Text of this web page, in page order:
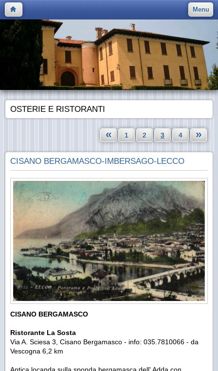
Menu
OSTERIE E RISTORANTI
« 1 2 3 4 »
CISANO BERGAMASCO-IMBERSAGO-LECCO
CISANO BERGAMASCO
Ristorante La Sosta
Via A. Sciesa 3, Cisano Bergamasco - info: 035.7810066 - da
Vescogna 6,2 km